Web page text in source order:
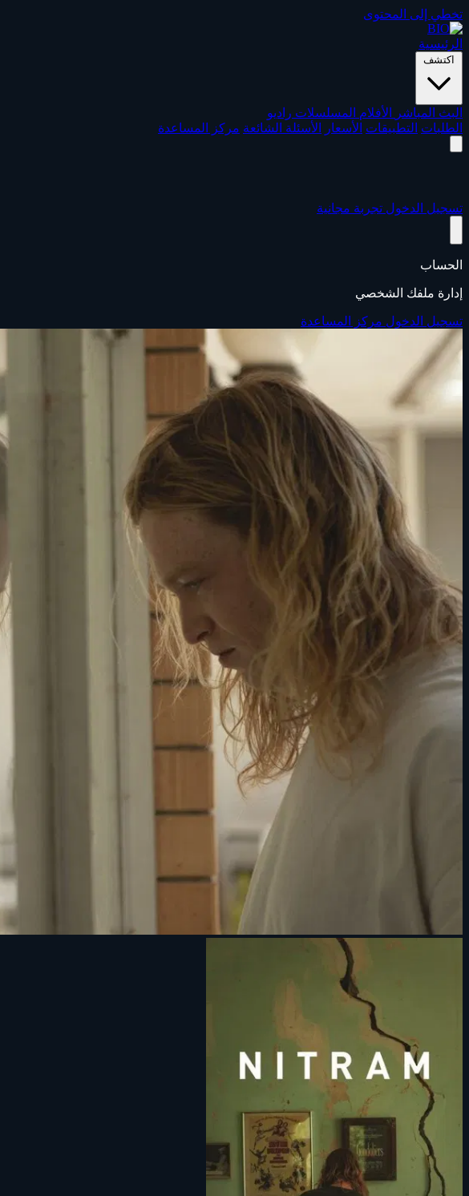
تخطي إلى المحتوى
الرئيسية
اكتشف
البث المباشر الأفلام المسلسلات راديو
الطلبات التطبيقات الأسعار الأسئلة الشائعة مركز المساعدة
تسجيل الدخول تجربة مجانية
الحساب
إدارة ملفك الشخصي
تسجيل الدخول مركز المساعدة